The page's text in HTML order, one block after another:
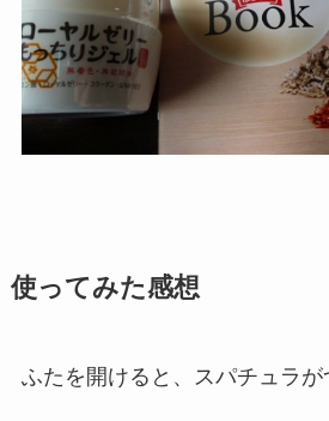
使ってみた感想
ふたを開けると、スパチュラが